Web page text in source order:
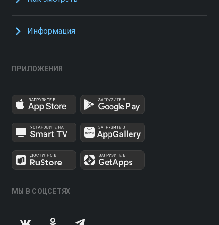
Информация
ПРИЛОЖЕНИЯ
МЫ В СОЦСЕТЯХ